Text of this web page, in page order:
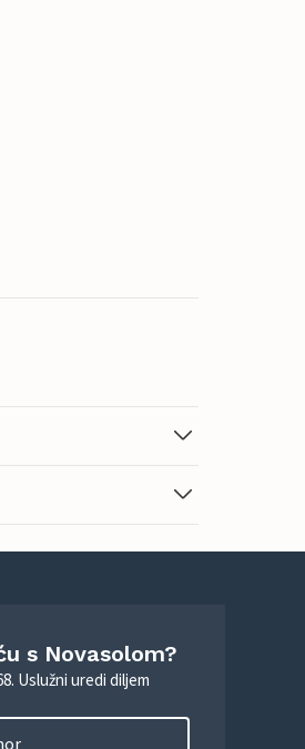
s Novasolom?
Uslužni uredi diljem